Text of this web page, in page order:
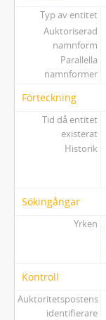
Typ av entitet
Auktoriserad
namnform
Parallella
namnformer
Förteckning
Tid då entitet
existerat
Historik
Sökingångar
Yrken
Kontroll
Auktoritetspostens
identifierare